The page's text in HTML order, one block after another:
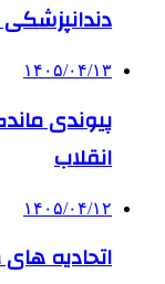
۱۴۰۵/۰۴/۱۳
پیوندی
انقلاب
۱۴۰۵/۰۴/۱۲